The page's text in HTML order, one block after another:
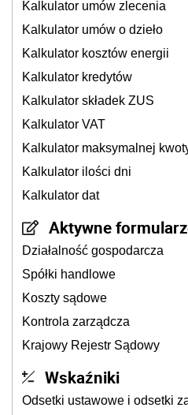
Kalkulator umów zlecenia
Kalkulator umów o dzieło
Kalkulator kosztów energii
Kalkulator kredytów
Kalkulator składek ZUS
Kalkulator VAT
Kalkulator maksymalnej
Kalkulator ilości dni
Kalkulator dat
Aktywne
Działalność gospodarcza
Spółki handlowe
Koszty sądowe
Kontrola zarządcza
Krajowy Rejestr Sądowy
Wskaźniki
Odsetki ustawowe i odsetki